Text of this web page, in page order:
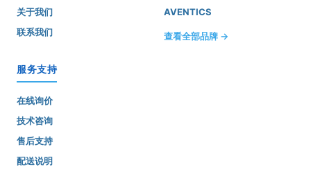
关于我们
联系我们
AVENTICS
查看全部品牌 →
服务支持
在线询价
技术咨询
售后支持
配送说明